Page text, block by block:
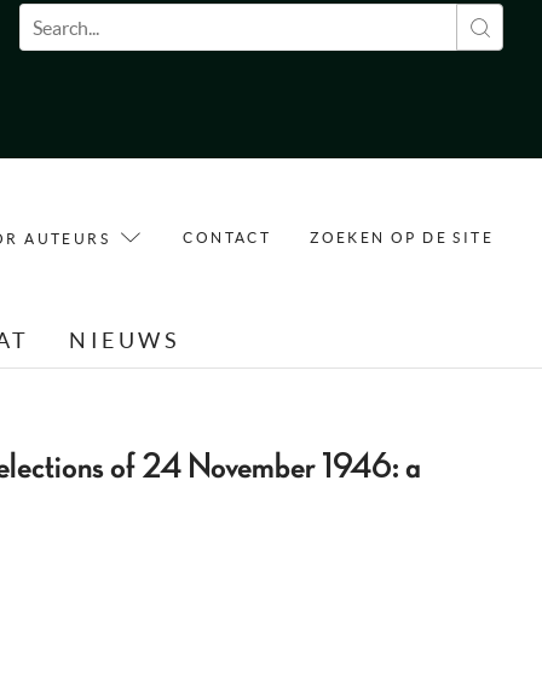
Zoekveld
AUTEURS CONTACT ZOEKEN OP DE SITE
NIEUWS
of 24 November 1946: a